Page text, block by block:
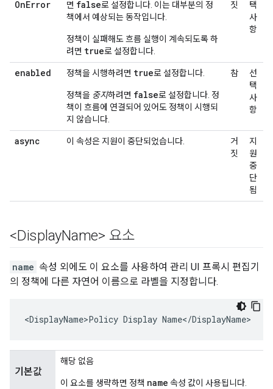
OnError 면 false로 설정합니다. 이는 대부분의 정
책에서 예상되는 동작입니다.
정책이 실패해도 흐름 실행이 계속되도록 하
려면 true로 설정합니다.
짓
택
사
항
enabled 정책을 시행하려면 true로 설정합니다.
정책을 중지하려면 false로 설정합니다. 정
책이 흐름에 연결되어 있어도 정책이 시행되
지 않습니다.
참
선
택
사
항
async 이 속성은 지원이 중단되었습니다.
거
짓
지
원
중
단
됨
<DisplayName> 요소
name 속성 외에도 이 요소를 사용하여 관리 UI 프록시 편집기
의 정책에 다른 자연어 이름으로 라벨을 지정합니다.
<DisplayName>Policy Display Name</DisplayName>
기본값
해당 없음
이 요소를 생략하면 정책 name 속성 값이 사용됩니다.